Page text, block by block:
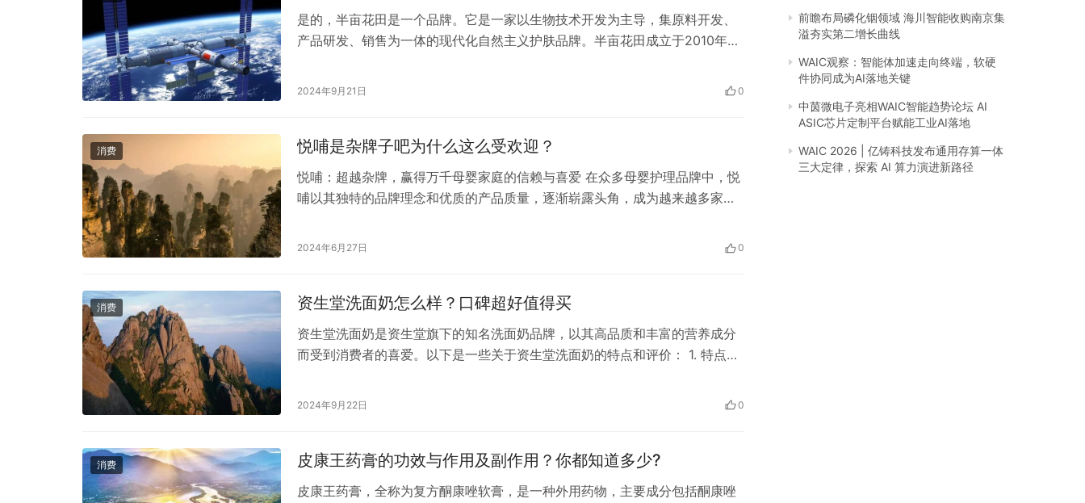
是的，半亩花田是一个品牌。它是一家以生物技术开发为主导，集原料开发、
产品研发、销售为一体的现代化自然主义护肤品牌。半亩花田成立于2010年，
护理、发部护理、身体清洁、身体护理等多个门类，诞生了磨砂膏、身体乳、
2024年9月21日 0
消费 悦哺是杂牌子吧为什么这么受欢迎？
悦哺：超越杂牌，赢得万千母婴家庭的信赖与喜爱 在众多母婴护理品牌中，悦
哺以其独特的品牌理念和优质的产品质量，逐渐崭露头角，成为越来越多家庭
吗？为何它能够如此受欢迎？ 首先，我们要明确的是，悦哺并非所谓的“杂牌
2024年6月27日 0
消费 资生堂洗面奶怎么样？口碑超好值得买
资生堂洗面奶是资生堂旗下的知名洗面奶品牌，以其高品质和丰富的营养成分
而受到消费者的喜爱。以下是一些关于资生堂洗面奶的特点和评价： 1. 特点：
这些成分有助于抗氧化、温和洁净肌肤、去除肌肤污垢及多余油脂，并调节水
2024年9月22日 0
消费 皮康王药膏的功效与作用及副作用？你都知道多少?
皮康王药膏，全称为复方酮康唑软膏，是一种外用药物，主要成分包括酮康唑
前瞻布局磷化铟领域 海川智能收购南京集
溢夯实第二增长曲线
WAIC观察：智能体加速走向终端，软硬
件协同成为AI落地关键
中茵微电子亮相WAIC智能趋势论坛 AI
ASIC芯片定制平台赋能工业AI落地
WAIC 2026 | 亿铸科技发布通用存算一体
三大定律，探索 AI 算力演进新路径